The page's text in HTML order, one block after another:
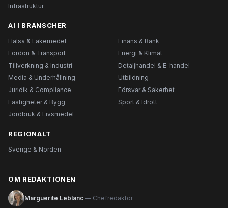
Infrastruktur
AI I BRANSCHER
Hälsa & Läkemedel
Finans & Bank
Fordon & Transport
Energi & Klimat
Tillverkning & Industri
Detaljhandel & E-handel
Media & Underhållning
Utbildning
Juridik & Compliance
Försvar & Säkerhet
Fastigheter & Bygg
Sport & Idrott
Jordbruk & Livsmedel
REGIONALT
Sverige & Norden
OM REDAKTIONEN
Marguerite Leblanc — Chefredaktör